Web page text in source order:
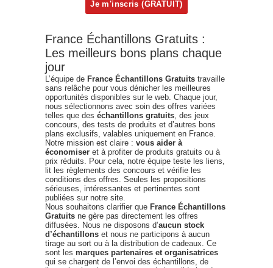
France Échantillons Gratuits :
Les meilleurs bons plans chaque
jour
L’équipe de France Échantillons Gratuits travaille
sans relâche pour vous dénicher les meilleures
opportunités disponibles sur le web. Chaque jour,
nous sélectionnons avec soin des offres variées
telles que des échantillons gratuits , des jeux
concours, des tests de produits et d’autres bons
plans exclusifs, valables uniquement en France.
Notre mission est claire : vous aider à
économiser et à profiter de produits gratuits ou à
prix réduits. Pour cela, notre équipe teste les liens,
lit les règlements des concours et vérifie les
conditions des offres. Seules les propositions
sérieuses, intéressantes et pertinentes sont
publiées sur notre site.
Nous souhaitons clarifier que France Échantillons
Gratuits ne gère pas directement les offres
diffusées. Nous ne disposons d’aucun stock
d’échantillons et nous ne participons à aucun
tirage au sort ou à la distribution de cadeaux. Ce
sont les marques partenaires et organisatrices
qui se chargent de l’envoi des échantillons, de